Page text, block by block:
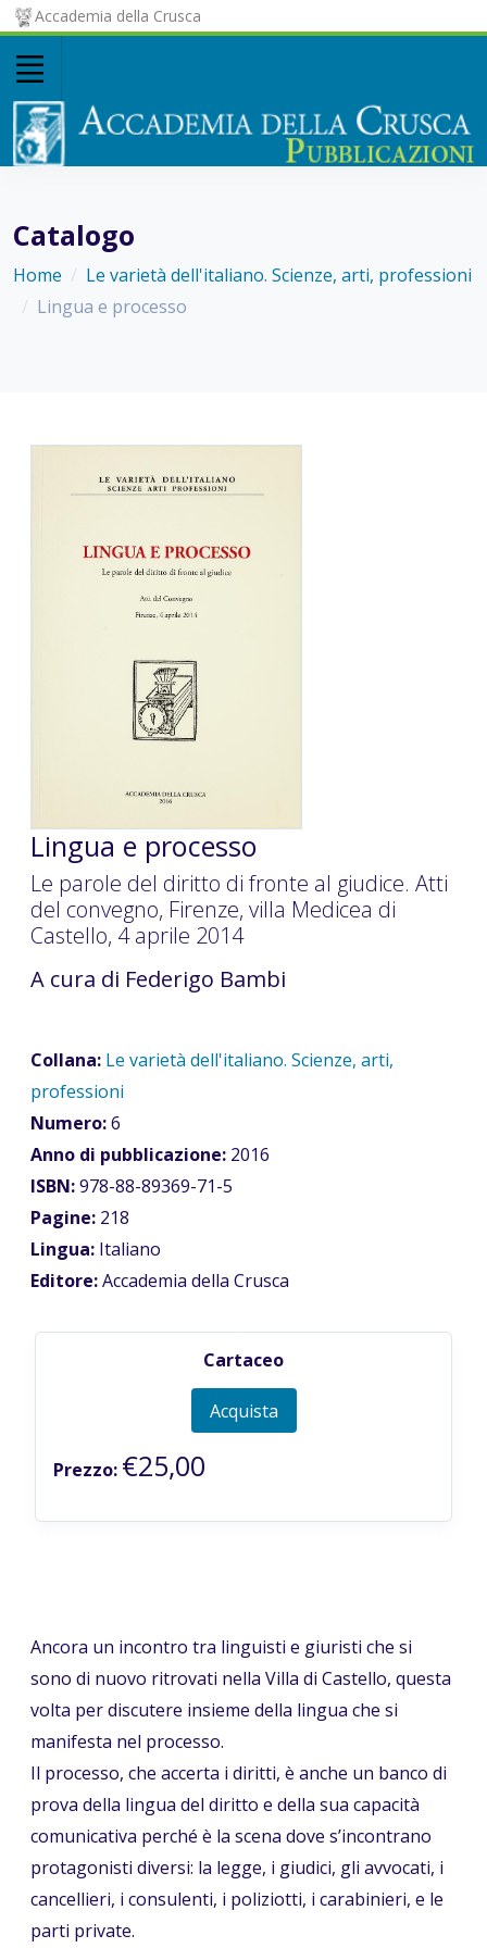
Accademia della Crusca
Catalogo
Home
Le varietà dell'italiano. Scienze, arti, professioni
Lingua e processo
Lingua e processo
Le parole del diritto di fronte al giudice. Atti
del convegno, Firenze, villa Medicea di
Castello, 4 aprile 2014
A cura di Federigo Bambi
Collana: Le varietà dell'italiano. Scienze, arti,
professioni
Numero:6
Anno di pubblicazione: 2016
ISBN:978-88-89369-71-5
Pagine: 218
Lingua: Italiano
Editore:Accademia della Crusca
Cartaceo
Acquista
Prezzo: €25,00
Ancora un incontro tra linguisti e giuristi che si
sono di nuovo ritrovati nella Villa di Castello, questa
volta per discutere insieme della lingua che si
manifesta nel processo.
Il processo, che accerta i diritti, è anche un banco di
prova della lingua del diritto e della sua capacità
comunicativa perché è la scena dove s’incontrano
protagonisti diversi: la legge, i giudici, gli avvocati, i
cancellieri, i consulenti, i poliziotti, i carabinieri, e le
parti private.